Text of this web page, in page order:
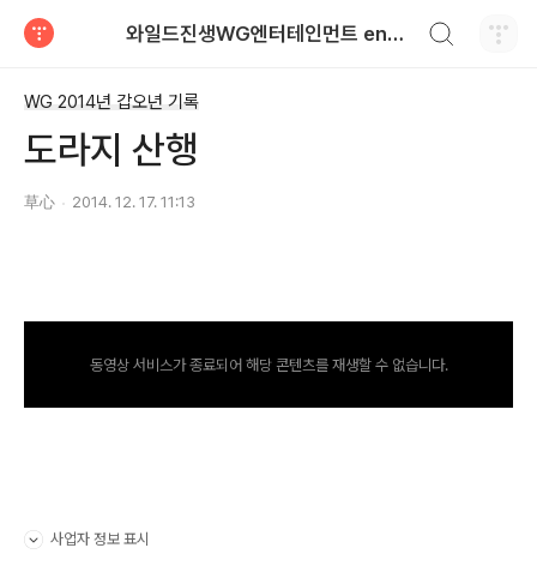
와일드진생WG엔터테인먼트 entertainment
WG 2014년 갑오년 기록
도라지 산행
草心 2014. 12. 17. 11:13
동영상 서비스가 종료되어 해당 콘텐츠를 재생할 수 없습니다.
사업자 정보 표시